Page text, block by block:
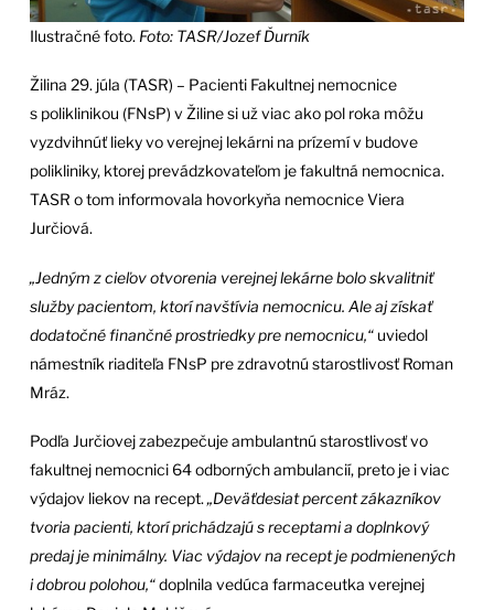
Ilustračné foto. Foto: TASR/Jozef Ďurník
Žilina 29. júla (TASR) – Pacienti Fakultnej nemocnice
s poliklinikou (FNsP) v Žiline si už viac ako pol roka môžu
vyzdvihnúť lieky vo verejnej lekárni na prízemí v budove
polikliniky, ktorej prevádzkovateľom je fakultná nemocnica.
TASR o tom informovala hovorkyňa nemocnice Viera
Jurčiová.
„Jedným z cieľov otvorenia verejnej lekárne bolo skvalitniť
služby pacientom, ktorí navštívia nemocnicu. Ale aj získať
dodatočné finančné prostriedky pre nemocnicu,“uviedol
námestník riaditeľa FNsP pre zdravotnú starostlivosť Roman
Mráz.
Podľa Jurčiovej zabezpečuje ambulantnú starostlivosť vo
fakultnej nemocnici 64 odborných ambulancií, preto je i viac
výdajov liekov na recept. „Deväťdesiat percent zákazníkov
tvoria pacienti, ktorí prichádzajú s receptami a doplnkový
predaj je minimálny. Viac výdajov na recept je podmienených
i dobrou polohou,“doplnila vedúca farmaceutka verejnej